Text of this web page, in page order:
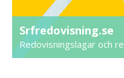
Srfredovisning.se
Redovisningslagar och